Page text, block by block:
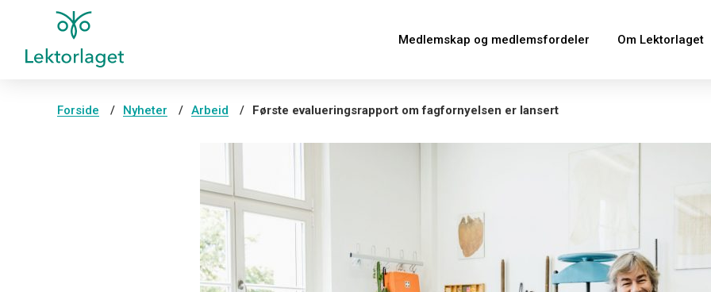
Medlemskap og medlemsfordeler Om Lektorlaget
Forside Nyheter Arbeid Første evalueringsrapport om fagfornyelsen er lansert